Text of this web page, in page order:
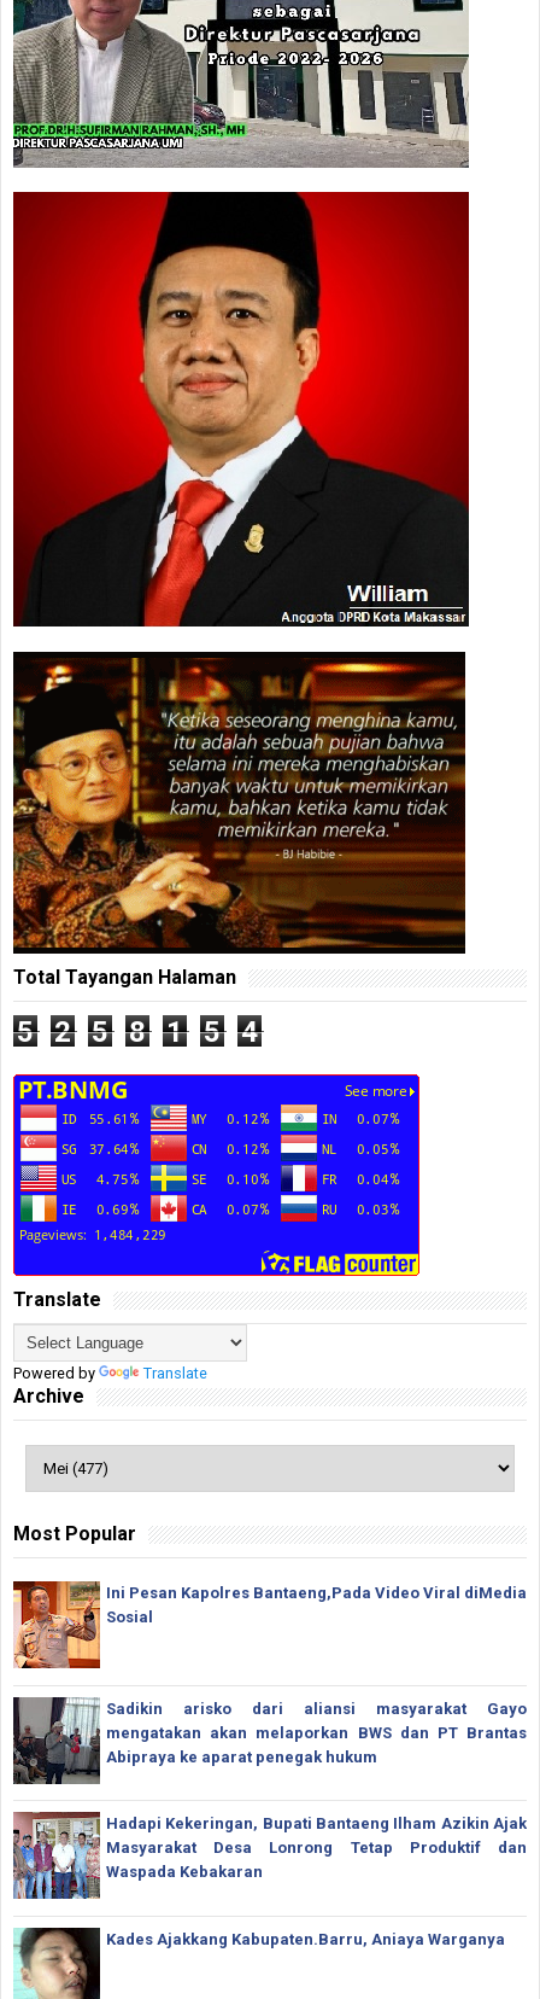
Total Tayangan Halaman
5 2 5 8 1 5 4
Translate
Powered by Translate
Archive
Most Popular
Ini Pesan Kapolres Bantaeng,Pada Video Viral diMedia
Sosial
Sadikin arisko dari aliansi masyarakat Gayo
mengatakan akan melaporkan BWS dan PT Brantas
Abipraya ke aparat penegak hukum
Hadapi Kekeringan, Bupati Bantaeng Ilham Azikin Ajak
Masyarakat Desa Lonrong Tetap Produktif dan
Waspada Kebakaran
Kades Ajakkang Kabupaten.Barru, Aniaya Warganya